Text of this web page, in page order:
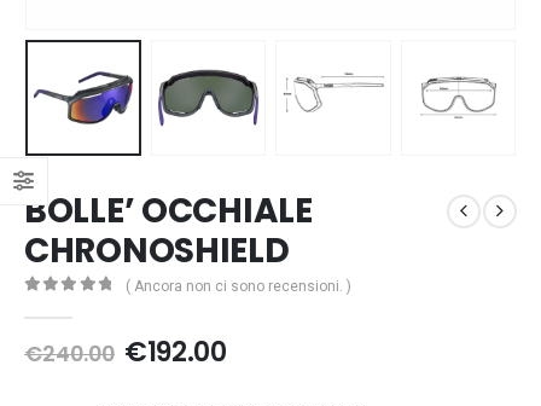
BOLLE’ OCCHIALE
CHRONOSHIELD
( Ancora non ci sono recensioni. )
€240.00 Il
€192.00Il